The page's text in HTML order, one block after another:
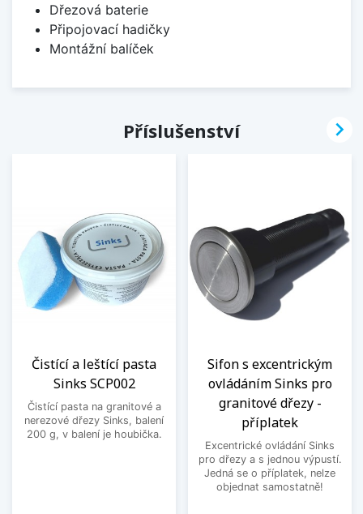
Dřezová baterie
Připojovací hadičky
Montážní balíček
Příslušenství
Čistící a leštící pasta
Sinks SCP002
Čistící pasta na granitové a
nerezové dřezy Sinks, balení
200 g, v balení je houbička.
Sifon s excentrickým
ovládáním Sinks pro
granitové dřezy -
příplatek
Excentrické ovládání Sinks
pro dřezy a s jednou výpustí.
Jedná se o příplatek, nelze
objednat samostatně!
